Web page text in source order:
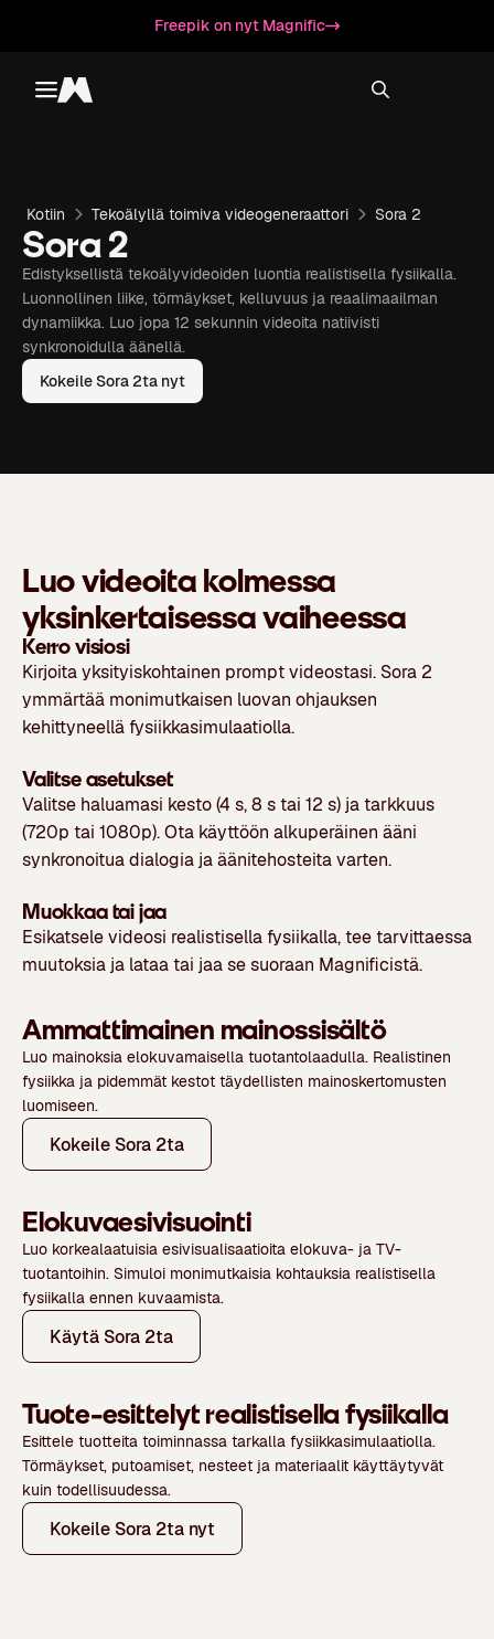
Freepik on nyt Magnific
Toggle menu
Magnific
Kotiin Tekoälyllä toimiva videogeneraattori Sora 2
Sora 2
Edistyksellistä tekoälyvideoiden luontia realistisella fysiikalla.
Luonnollinen liike, törmäykset, kelluvuus ja reaalimaailman
dynamiikka. Luo jopa 12 sekunnin videoita natiivisti
synkronoidulla äänellä.
Kokeile Sora 2ta nyt
Luo videoita kolmessa
yksinkertaisessa vaiheessa
Kerro visiosi
Kirjoita yksityiskohtainen prompt videostasi. Sora 2
ymmärtää monimutkaisen luovan ohjauksen
kehittyneellä fysiikkasimulaatiolla.
Valitse asetukset
Valitse haluamasi kesto (4 s, 8 s tai 12 s) ja tarkkuus
(720p tai 1080p). Ota käyttöön alkuperäinen ääni
synkronoitua dialogia ja äänitehosteita varten.
Muokkaa tai jaa
Esikatsele videosi realistisella fysiikalla, tee tarvittaessa
muutoksia ja lataa tai jaa se suoraan Magnificistä.
Ammattimainen mainossisältö
Luo mainoksia elokuvamaisella tuotantolaadulla. Realistinen
fysiikka ja pidemmät kestot täydellisten mainoskertomusten
luomiseen.
Kokeile Sora 2ta
Elokuvaesivisuointi
Luo korkealaatuisia esivisualisaatioita elokuva- ja TV-
tuotantoihin. Simuloi monimutkaisia kohtauksia realistisella
fysiikalla ennen kuvaamista.
Käytä Sora 2ta
Tuote-esittelyt realistisella fysiikalla
Esittele tuotteita toiminnassa tarkalla fysiikkasimulaatiolla.
Törmäykset, putoamiset, nesteet ja materiaalit käyttäytyvät
kuin todellisuudessa.
Kokeile Sora 2ta nyt